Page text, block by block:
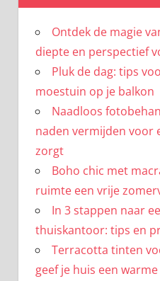
Ontdek de magie
diepte en perspectief
Pluk de dag: tips
moestuin op je balkon
Naadloos
naden vermijden voor
zorgt
Boho chic met
ruimte een vrije
In 3 stappen naar
thuiskantoor: tips en
Terracotta tinten
geef je huis een